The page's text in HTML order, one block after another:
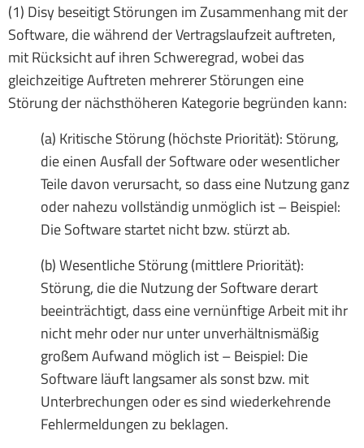
(1) Disy beseitigt Störungen im Zusammenhang mit der
Software, die während der Vertragslaufzeit auftreten,
mit Rücksicht auf ihren Schweregrad, wobei das
gleichzeitige Auftreten mehrerer Störungen eine
Störung der nächsthöheren Kategorie begründen kann:
(a) Kritische Störung (höchste Priorität): Störung,
die einen Ausfall der Software oder wesentlicher
Teile davon verursacht, so dass eine Nutzung ganz
oder nahezu vollständig unmöglich ist – Beispiel:
Die Software startet nicht bzw. stürzt ab.
(b) Wesentliche Störung (mittlere Priorität):
Störung, die die Nutzung der Software derart
beeinträchtigt, dass eine vernünftige Arbeit mit ihr
nicht mehr oder nur unter unverhältnismäßig
großem Aufwand möglich ist – Beispiel: Die
Software läuft langsamer als sonst bzw. mit
Unterbrechungen oder es sind wiederkehrende
Fehlermeldungen zu beklagen.